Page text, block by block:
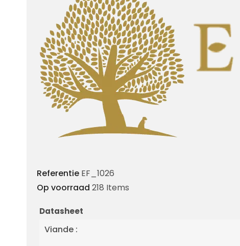
Referentie EF_1026
Op voorraad 218 Items
Datasheet
Viande :